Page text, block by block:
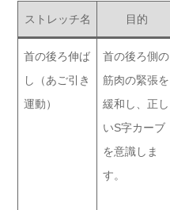
ストレッチ名 目的
首の後ろ伸ば
し（あご引き
運動）
首の後ろ側の
筋肉の緊張を
緩和し、正し
いS字カーブ
を意識しま
す。